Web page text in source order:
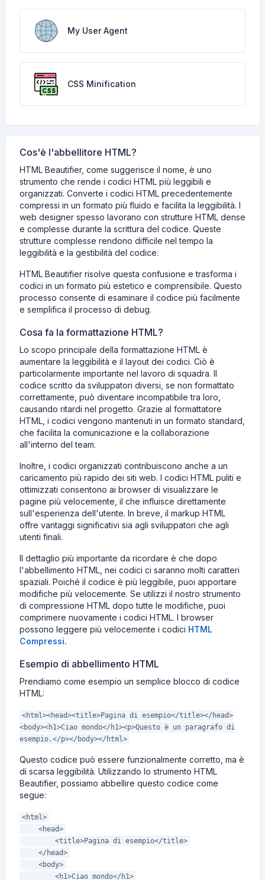
My User Agent
CSS Minification
Cos'è l'abbellitore HTML?
HTML Beautifier, come suggerisce il nome, è uno
strumento che rende i codici HTML più leggibili e
organizzati. Converte i codici HTML precedentemente
compressi in un formato più fluido e facilita la leggibilità. I
web designer spesso lavorano con strutture HTML dense
e complesse durante la scrittura del codice. Queste
strutture complesse rendono difficile nel tempo la
leggibilità e la gestibilità del codice.
HTML Beautifier risolve questa confusione e trasforma i
codici in un formato più estetico e comprensibile. Questo
processo consente di esaminare il codice più facilmente
e semplifica il processo di debug.
Cosa fa la formattazione HTML?
Lo scopo principale della formattazione HTML è
aumentare la leggibilità e il layout dei codici. Ciò è
particolarmente importante nel lavoro di squadra. Il
codice scritto da sviluppatori diversi, se non formattato
correttamente, può diventare incompatibile tra loro,
causando ritardi nel progetto. Grazie al formattatore
HTML, i codici vengono mantenuti in un formato standard,
che facilita la comunicazione e la collaborazione
all'interno del team.
Inoltre, i codici organizzati contribuiscono anche a un
caricamento più rapido dei siti web. I codici HTML puliti e
ottimizzati consentono ai browser di visualizzare le
pagine più velocemente, il che influisce direttamente
sull'esperienza dell'utente. In breve, il markup HTML
offre vantaggi significativi sia agli sviluppatori che agli
utenti finali.
Il dettaglio più importante da ricordare è che dopo
l'abbellimento HTML, nei codici ci saranno molti caratteri
spaziali. Poiché il codice è più leggibile, puoi apportare
modifiche più velocemente. Se utilizzi il nostro strumento
di compressione HTML dopo tutte le modifiche, puoi
comprimere nuovamente i codici HTML. I browser
possono leggere più velocemente i codici HTML
Compressi.
Esempio di abbellimento HTML
Prendiamo come esempio un semplice blocco di codice
HTML:
<html><head><title>Pagina di esempio</title></head>
<body><h1>Ciao mondo</h1><p>Questo è un paragrafo di
esempio.</p></body></html>
Questo codice può essere funzionalmente corretto, ma è
di scarsa leggibilità. Utilizzando lo strumento HTML
Beautifier, possiamo abbellire questo codice come
segue:
<html>
<head>
<title>Pagina di esempio</title>
</head>
<body>
<h1>Ciao mondo</h1>